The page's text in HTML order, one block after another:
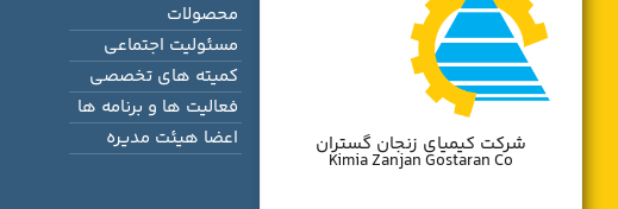
محصولات
مسئولیت اجتماعی
کمیته های تخصصی
فعالیت ها و برنامه ها
اعضا هیئت مدیره
شرکت کیمیای زنجان گستران
Kimia Zanjan Gostaran Co